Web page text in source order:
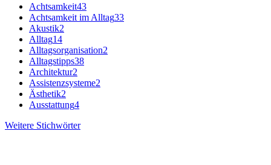
Achtsamkeit43
Achtsamkeit im Alltag33
Akustik2
Alltag14
Alltagsorganisation2
Alltagstipps38
Architektur2
Assistenzsysteme2
Ästhetik2
Ausstattung4
Weitere Stichwörter